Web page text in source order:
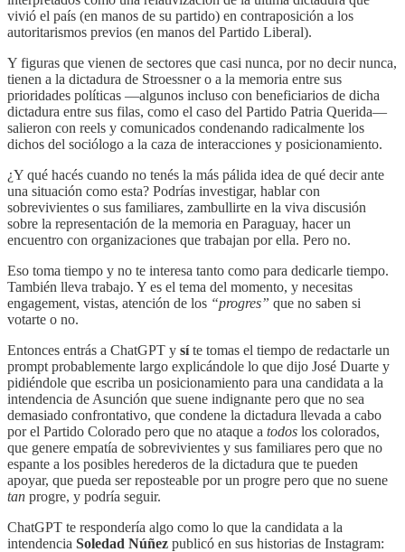
vivió el país (en manos de su partido) en contraposición a los
autoritarismos previos (en manos del Partido Liberal).
Y figuras que vienen de sectores que casi nunca, por no decir nunca,
tienen a la dictadura de Stroessner o a la memoria entre sus
prioridades políticas —algunos incluso con beneficiarios de dicha
dictadura entre sus filas, como el caso del Partido Patria Querida—
salieron con reels y comunicados condenando radicalmente los
dichos del sociólogo a la caza de interacciones y posicionamiento.
¿Y qué hacés cuando no tenés la más pálida idea de qué decir ante
una situación como esta? Podrías investigar, hablar con
sobrevivientes o sus familiares, zambullirte en la viva discusión
sobre la representación de la memoria en Paraguay, hacer un
encuentro con organizaciones que trabajan por ella. Pero no.
Eso toma tiempo y no te interesa tanto como para dedicarle tiempo.
También lleva trabajo. Y es el tema del momento, y necesitas
engagement, vistas, atención de los “progres” que no saben si
votarte o no.
Entonces entrás a ChatGPT y síte tomas el tiempo de redactarle un
prompt probablemente largo explicándole lo que dijo José Duarte y
pidiéndole que escriba un posicionamiento para una candidata a la
intendencia de Asunción que suene indignante pero que no sea
demasiado confrontativo, que condene la dictadura llevada a cabo
por el Partido Colorado pero que no ataque a todos los colorados,
que genere empatía de sobrevivientes y sus familiares pero que no
espante a los posibles herederos de la dictadura que te pueden
apoyar, que pueda ser reposteable por un progre pero que no suene
tan progre, y podría seguir.
ChatGPT te respondería algo como lo que la candidata a la
intendencia Soledad Núñez publicó en sus historias de Instagram: